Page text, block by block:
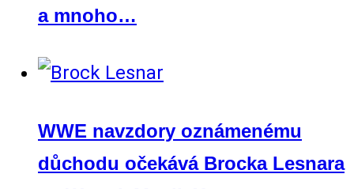
a mnoho…
WWE navzdory oznámenému
důchodu očekává Brocka Lesnara